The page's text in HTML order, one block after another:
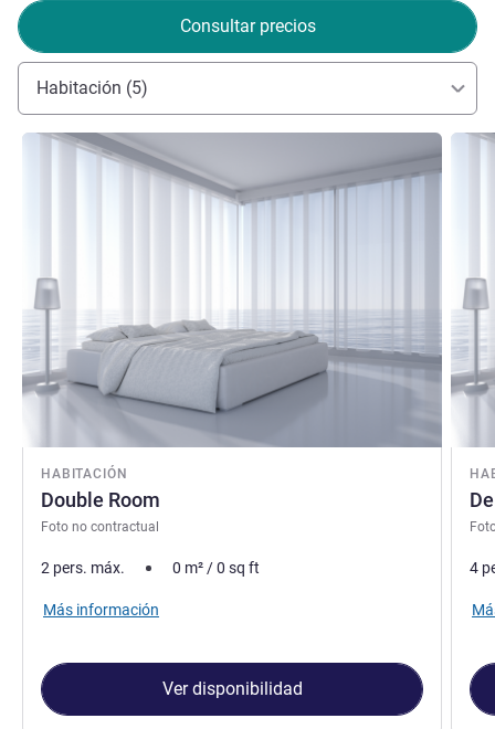
Consultar precios
Habitación (5)
HABITACIÓN
Double Room
Foto no contractual
Más información
2 pers. máx. 0 m²/0 sq ft
Más información
Ver disponibilidad
Más
4